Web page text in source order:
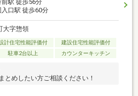
駅 徒歩56分
口駅 徒歩60分
大字惣領
計住宅性能評価付
建設住宅性能評価付
駐車2台以上 カウンターキッチン
とめしたい方ご相談ください！